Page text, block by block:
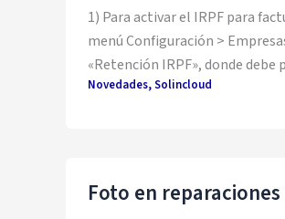
1) Para activar el IRPF para
menú Configuración >
«Retención IRPF», donde
Novedades,Solincloud
Foto en